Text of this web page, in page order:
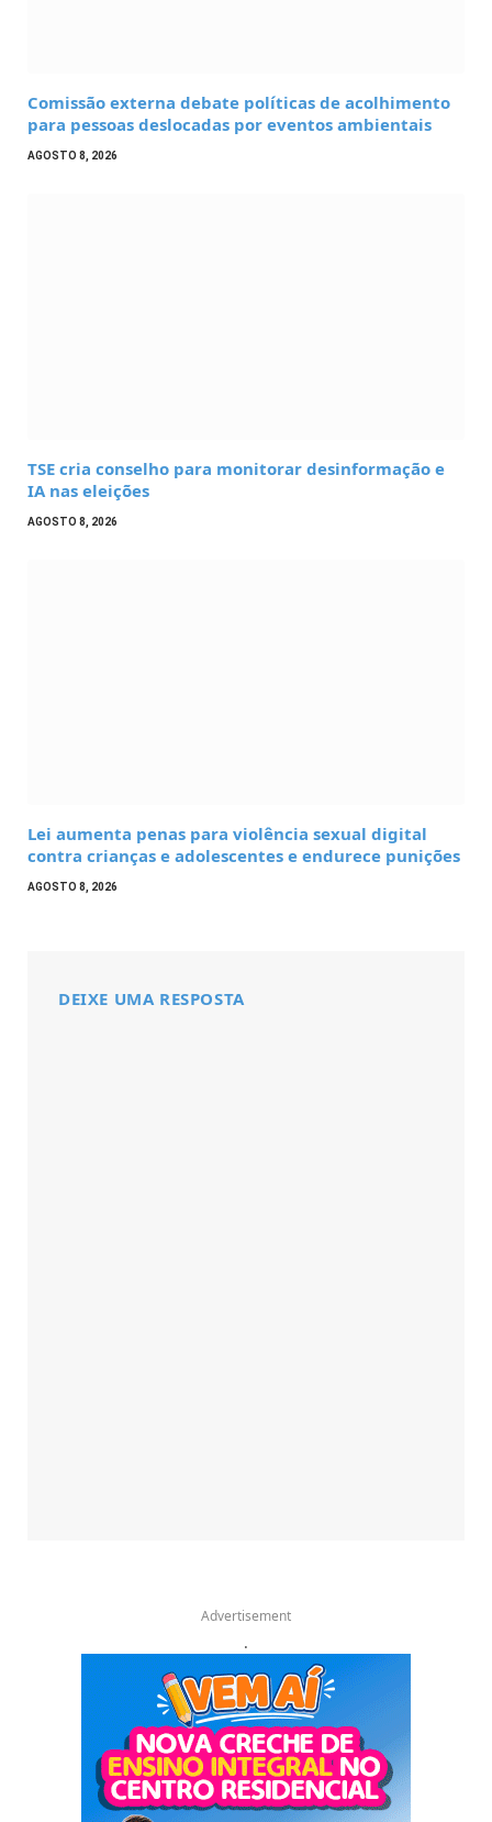
Comissão externa debate políticas de acolhimento
para pessoas deslocadas por eventos ambientais
AGOSTO 8, 2026
TSE cria conselho para monitorar desinformação e
IA nas eleições
AGOSTO 8, 2026
Lei aumenta penas para violência sexual digital
contra crianças e adolescentes e endurece punições
AGOSTO 8, 2026
DEIXE UMA RESPOSTA
Advertisement
.